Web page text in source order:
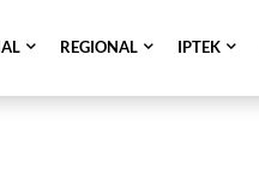
REGIONAL IPTEK